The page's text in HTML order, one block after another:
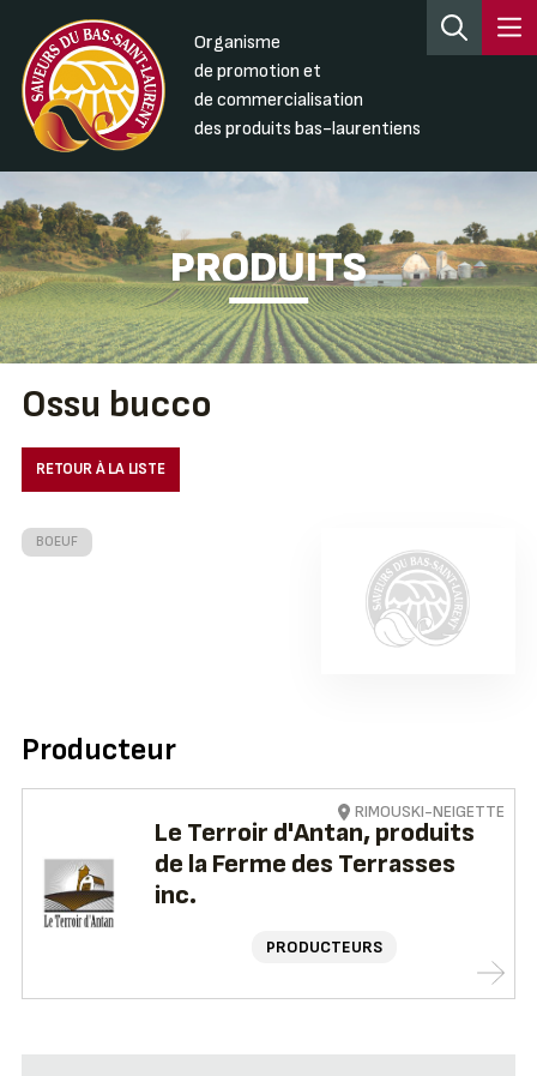
Organisme
de promotion et
de commercialisation
des produits bas-laurentiens
PRODUITS
Ossu bucco
RETOUR À LA LISTE
BOEUF
Producteur
Le Terroir d'Antan, produits
de la Ferme des Terrasses
inc.
PRODUCTEURS
RIMOUSKI-NEIGETTE